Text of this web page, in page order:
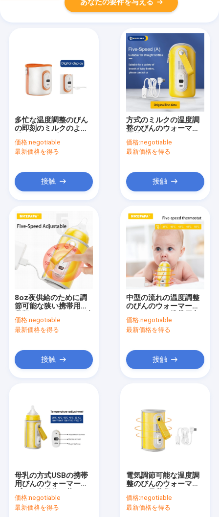
プロダクト
私達について
工場旅行
私達に連絡しなさい
ニュース
あなたの要件を与える
多忙な温度調整のびん
の即刻のミルクのより
の首長
価格:negotiable
最新価格を得る
接触
方式のミルクの温度調
整のびんのウォーマー
2A
価格:negotiable
最新価格を得る
接触
8oz夜供給のために調
節可能な狭い携帯用哺
度
価格:negotiable
最新価格を得る
接触
中型の流れの温度調整
のびんのウォーマー
式のウォーマー
価格:negotiable
最新価格を得る
接触
母乳の方式USBの携帯
用びんのウォーマーの
流れる
価格:negotiable
最新価格を得る
電気調節可能な温度調
整のびんのウォーマー
マー
価格:negotiable
最新価格を得る